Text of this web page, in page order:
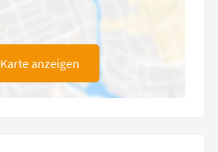
Karte anzeigen